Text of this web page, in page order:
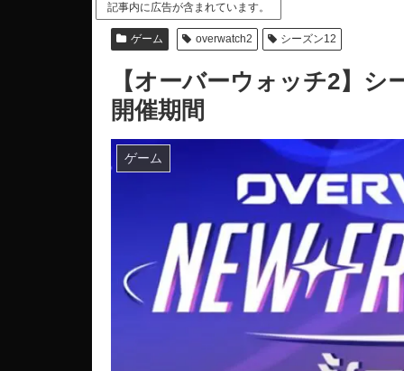
記事内に広告が含まれています。
ゲーム overwatch2 シーズン12
【オーバーウォッチ2】
開催期間
ゲーム